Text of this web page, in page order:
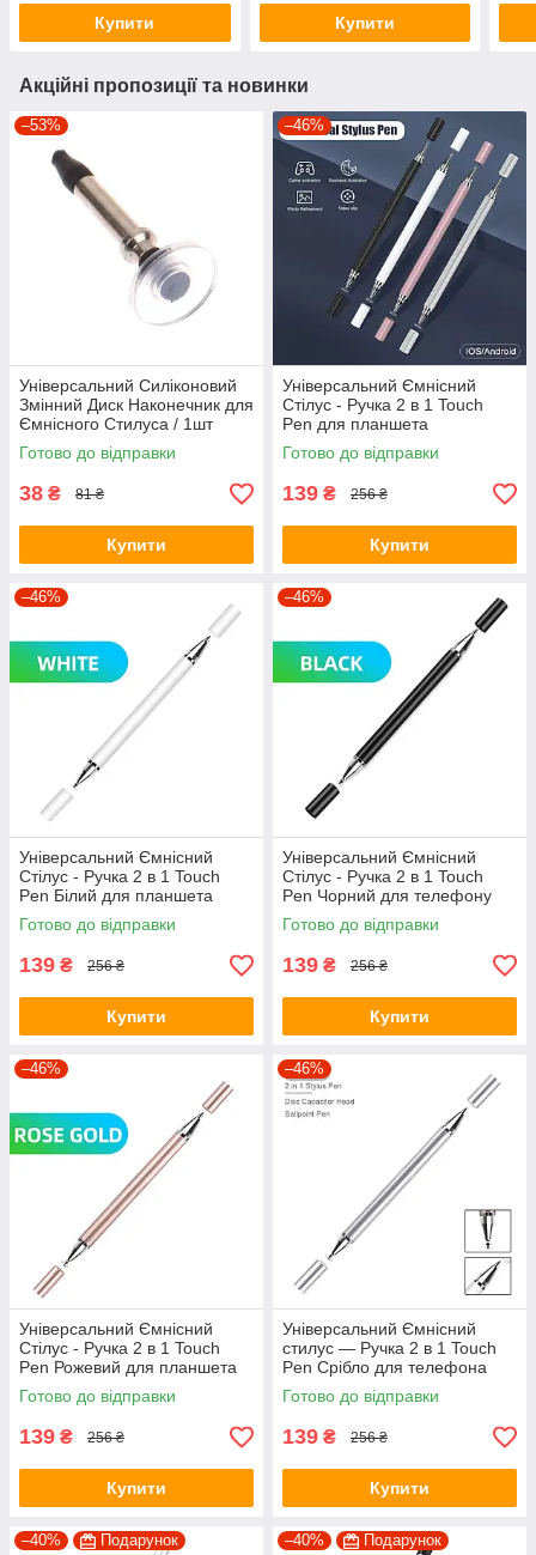
Купити Купити
Акційні пропозиції та новинки
–53%
Універсальний Силіконовий
Змінний Диск Наконечник для
Ємнісного Стилуса / 1шт
Готово до відправки
38 ₴ 81 ₴
Купити
–46%
Універсальний Ємнісний
Стілус - Ручка 2 в 1 Touch
Pen для планшета
сенсорного екрану
Готово до відправки
139 ₴ 256 ₴
Купити
–46%
Універсальний Ємнісний
Стілус - Ручка 2 в 1 Touch
Pen Білий для планшета
сенсорного екрану
Готово до відправки
139 ₴ 256 ₴
Купити
–46%
Універсальний Ємнісний
Стілус - Ручка 2 в 1 Touch
Pen Чорний для телефону
сенсорного екрана
Готово до відправки
139 ₴ 256 ₴
Купити
–46%
Універсальний Ємнісний
Стілус - Ручка 2 в 1 Touch
Pen Рожевий для планшета
сенсорного екрану
Готово до відправки
139 ₴ 256 ₴
Купити
–46%
Універсальний Ємнісний
стилус — Ручка 2 в 1 Touch
Pen Срібло для телефона
планшета сенсорного екрана
Готово до відправки
139 ₴ 256 ₴
Купити
–40% Подарунок –40% Подарунок